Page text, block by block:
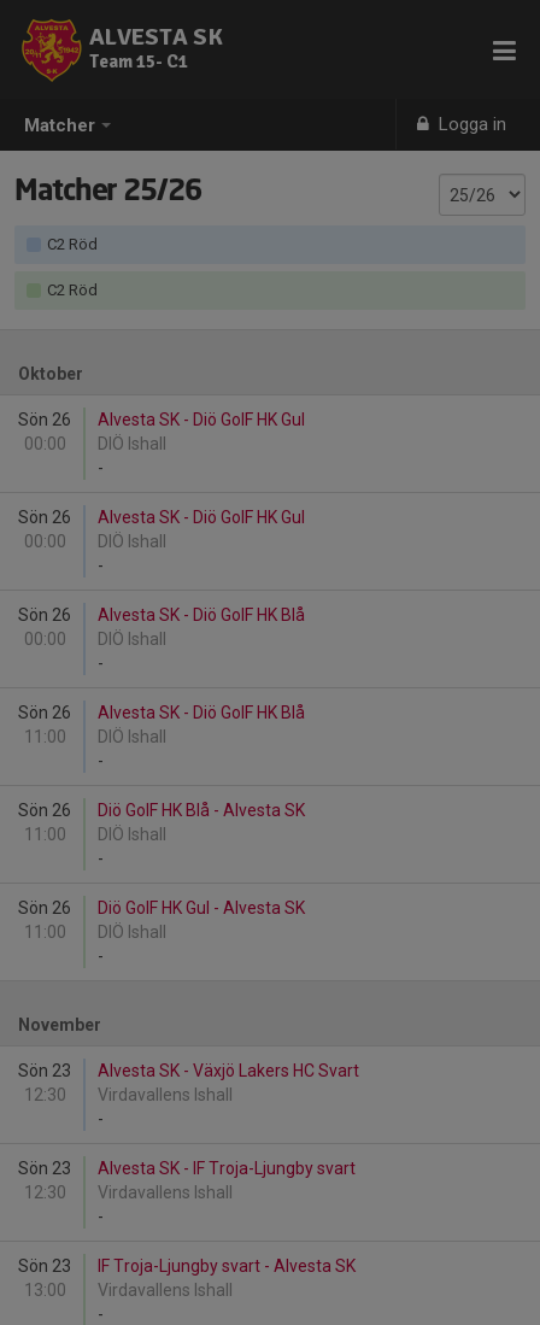
Matcher Logga in
ALVESTA SK
Team 15- C1
Matcher 25/26
C2 Röd
C2 Röd
Oktober
Sön 26
00:00
Alvesta SK - Diö GoIF HK Gul
DIÖ Ishall
-
Sön 26
00:00
Alvesta SK - Diö GoIF HK Gul
DIÖ Ishall
-
Sön 26
00:00
Alvesta SK - Diö GoIF HK Blå
DIÖ Ishall
-
Sön 26
11:00
Alvesta SK - Diö GoIF HK Blå
DIÖ Ishall
-
Sön 26
11:00
Diö GoIF HK Blå - Alvesta SK
DIÖ Ishall
-
Sön 26
11:00
Diö GoIF HK Gul - Alvesta SK
DIÖ Ishall
-
November
Sön 23
12:30
Alvesta SK - Växjö Lakers HC Svart
Virdavallens Ishall
-
Sön 23
12:30
Alvesta SK - IF Troja-Ljungby svart
Virdavallens Ishall
-
Sön 23
13:00
IF Troja-Ljungby svart - Alvesta SK
Virdavallens Ishall
-